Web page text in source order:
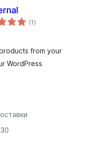
(1укупних
оцена
)
from your
WordPress